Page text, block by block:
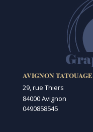
AVIGNON TATOUAGE
29, rue Thiers
84000 Avignon
0490858545